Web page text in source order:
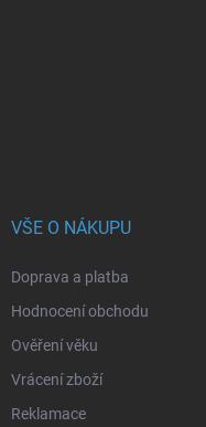
VŠE O NÁKUPU
Doprava a platba
Hodnocení obchodu
Ověření věku
Vrácení zboží
Reklamace